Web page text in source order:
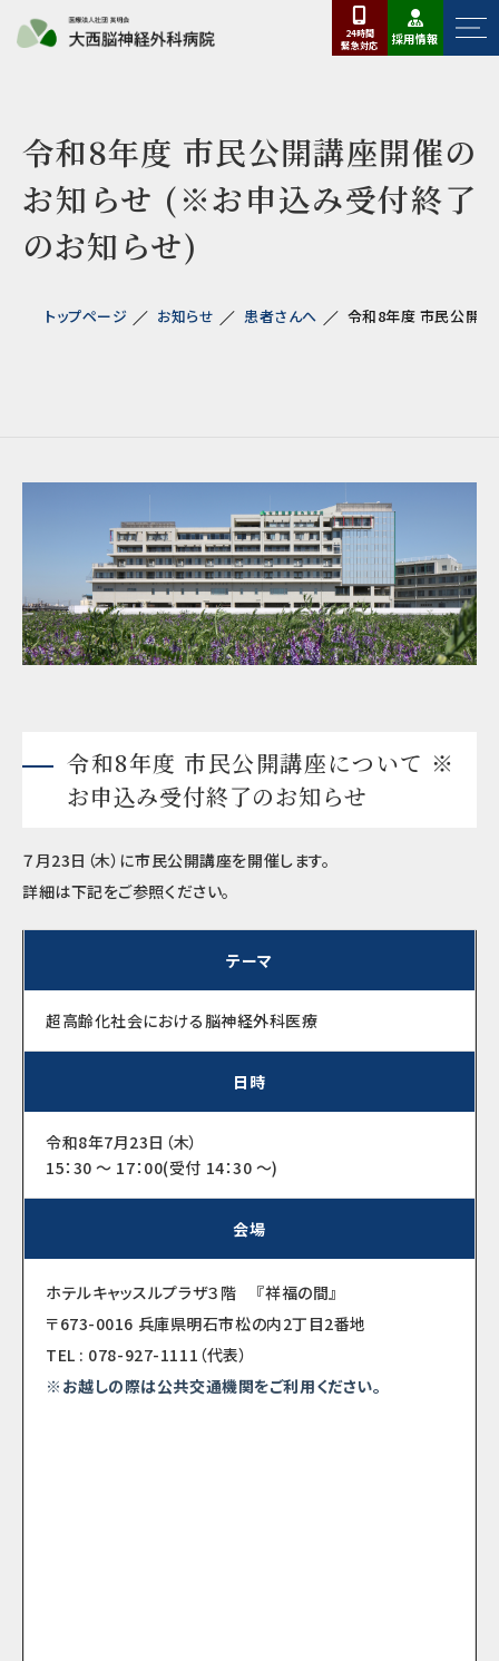
24時間
緊急対応 採用情報
令和8年度 市民公開講座開催の
お知らせ (※お申込み受付終了
のお知らせ)
トップページ お知らせ 患者さんへ 令和8年度 市民公開
令和8年度 市民公開講座について ※
お申込み受付終了のお知らせ
７月23日（木）に市民公開講座を開催します。
詳細は下記をご参照ください。
テーマ
超高齢化社会における脳神経外科医療
日時
令和8年7月23日（木）
15：30 ～ 17：00(受付 14：30 ～)
会場
ホテルキャッスルプラザ３階 『祥福の間』
〒673-0016 兵庫県明石市松の内2丁目2番地
TEL : 078-927-1111（代表）
※お越しの際は公共交通機関をご利用ください。